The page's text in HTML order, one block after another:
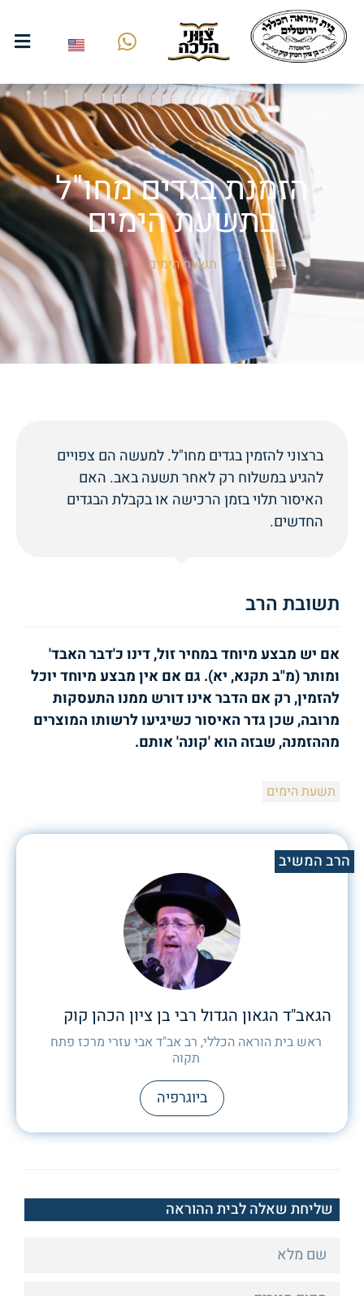
הזמנת בגדים מחו"ל
בתשעת הימים
תשעת הימים
ברצוני להזמין בגדים מחו"ל. למעשה הם צפויים
להגיע במשלוח רק לאחר תשעה באב. האם
האיסור תלוי בזמן הרכישה או בקבלת הבגדים
החדשים.
תשובת הרב
אם יש מבצע מיוחד במחיר זול, דינו כ'דבר האבד'
ומותר (מ"ב תקנא, יא). גם אם אין מבצע מיוחד יוכל
להזמין, רק אם הדבר אינו דורש ממנו התעסקות
מרובה, שכן גדר האיסור כשיגיעו לרשותו המוצרים
מההזמנה, שבזה הוא 'קונה' אותם.
תשעת הימים
הרב המשיב
הגאב"ד הגאון הגדול רבי בן ציון הכהן קוק
ראש בית הוראה הכללי, רב אב"ד אבי עזרי מרכז פתח
תקוה
ביוגרפיה
שליחת שאלה לבית ההוראה